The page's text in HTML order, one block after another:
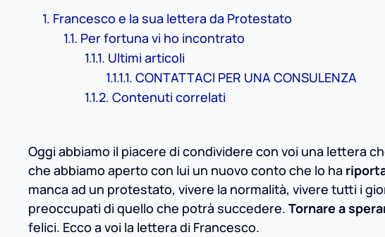
Francesco e la sua lettera da Protestato
Per fortuna vi ho incontrato
Ultimi articoli
CONTATTACI PER UNA CONSULENZA
Contenuti correlati
Oggi abbiamo il piacere di condividere con voi una lettera
che abbiamo aperto con lui un nuovo conto che lo ha
manca ad un protestato, vivere la normalità, vivere tutti i
preoccupati di quello che potrà succedere. Tornare a
felici. Ecco a voi la lettera di Francesco.